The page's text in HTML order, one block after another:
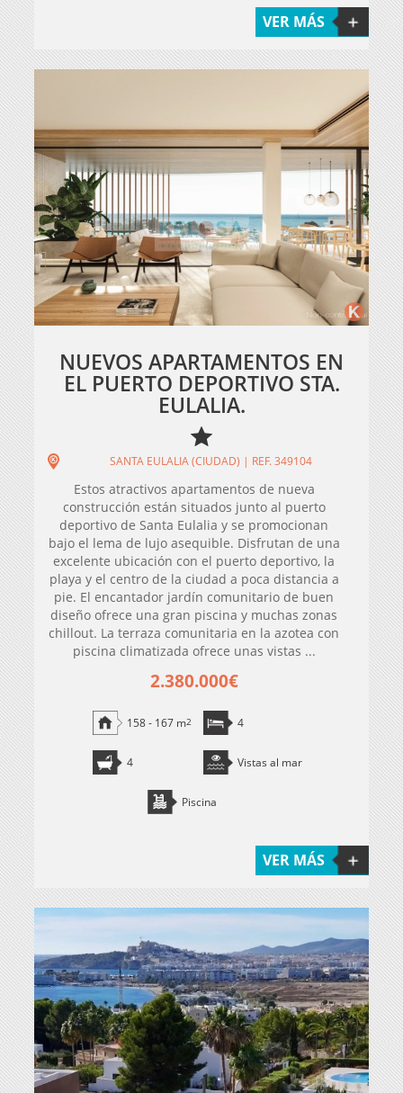
VER MÁS
NUEVOS APARTAMENTOS EN
EL PUERTO DEPORTIVO STA.
EULALIA.
SANTA EULALIA (CIUDAD) | REF. 349104
Estos atractivos apartamentos de nueva
construcción están situados junto al puerto
deportivo de Santa Eulalia y se promocionan
bajo el lema de lujo asequible. Disfrutan de una
excelente ubicación con el puerto deportivo, la
playa y el centro de la ciudad a poca distancia a
pie. El encantador jardín comunitario de buen
diseño ofrece una gran piscina y muchas zonas
chillout. La terraza comunitaria en la azotea con
piscina climatizada ofrece unas vistas ...
2.380.000€
158 - 167 m2 4
4 Vistas al mar
Piscina
VER MÁS